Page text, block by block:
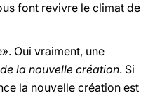
font revivre le climat de
Oui vraiment, une
la nouvelle création. Si
la nouvelle création est